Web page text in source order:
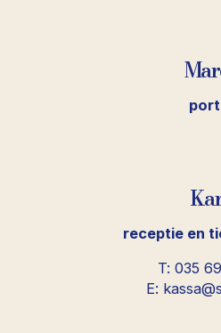
receptie en
T: 035
E: